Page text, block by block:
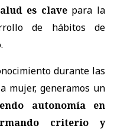
es clavepara la
de hábitos de
durante las
mujer, generamos un
autonomía en
criterio y